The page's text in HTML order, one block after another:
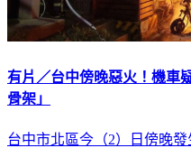
有片／台中傍晚惡火！機車
骨架」
台中市北區今（2）日傍晚